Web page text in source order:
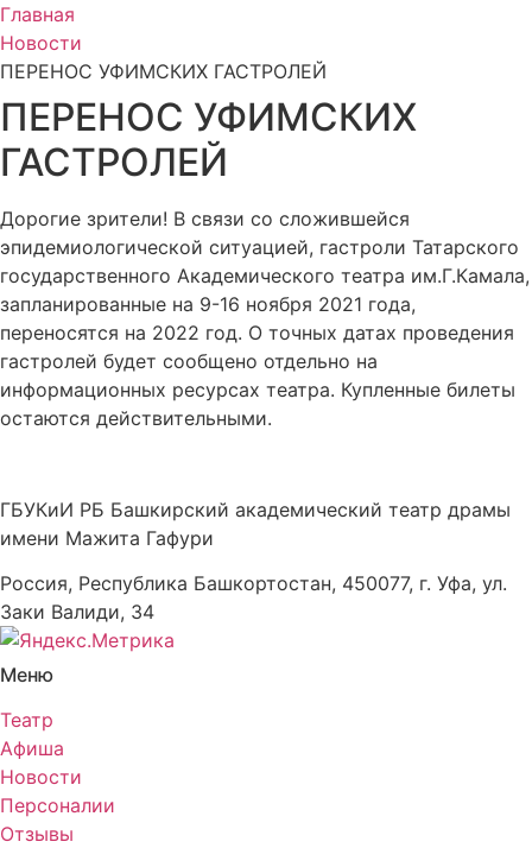
Главная
Новости
ПЕРЕНОС УФИМСКИХ ГАСТРОЛЕЙ
ПЕРЕНОС УФИМСКИХ
ГАСТРОЛЕЙ
Дорогие зрители! В связи со сложившейся
эпидемиологической ситуацией, гастроли Татарского
государственного Академического театра им.Г.Камала,
запланированные на 9-16 ноября 2021 года,
переносятся на 2022 год. О точных датах проведения
гастролей будет сообщено отдельно на
информационных ресурсах театра. Купленные билеты
остаются действительными.
ГБУКиИ РБ Башкирский академический театр драмы
имени Мажита Гафури
Россия, Республика Башкортостан, 450077, г. Уфа, ул.
Заки Валиди, 34
Меню
Театр
Афиша
Новости
Персоналии
Отзывы